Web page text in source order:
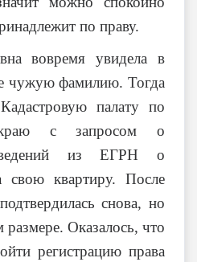
по праву.
вовремя увидела в
чужую фамилию. Тогда
палату по
краю с запросом о
сведений из ЕГРН о
свою квартиру. После
снова, но
размере. Оказалось, что
регистрацию права